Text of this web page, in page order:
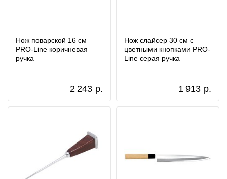
Нож поварской 16 см
PRO-Line коричневая
ручка
2 243 р.
Нож слайсер 30 см с
цветными кнопками PRO-
Line серая ручка
1 913 р.